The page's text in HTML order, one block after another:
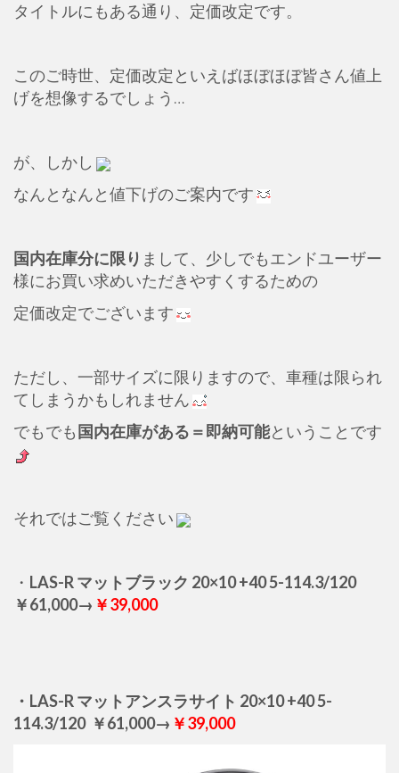
タイトルにもある通り、定価改定です。
このご時世、定価改定といえばほぼほぼ皆さん値上
げを想像するでしょう…
が、しかし
なんとなんと値下げのご案内です
国内在庫分に限り まして、少しでもエンドユーザー
様にお買い求めいただきやすくするための
定価改定でございます
ただし、一部サイズに限りますので、車種は限られ
てしまうかもしれません
でもでも 国内在庫がある＝即納可能ということです
それではご覧ください
・ LAS-R マットブラック 20×10 +40 5-114.3/120
￥61,000→ ￥39,000
・LAS-R マットアンスラサイト 20×10 +40 5-
114.3/120 ￥61,000→ ￥39,000